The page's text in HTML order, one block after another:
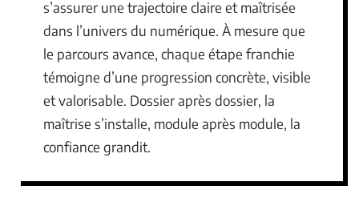
s’assurer une trajectoire claire et maîtrisée
dans l’univers du numérique. À mesure que
le parcours avance, chaque étape franchie
témoigne d’une progression concrète, visible
et valorisable. Dossier après dossier, la
maîtrise s’installe, module après module, la
confiance grandit.